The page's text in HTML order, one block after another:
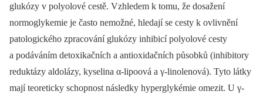
glukózy v polyolové cestě. Vzhledem k tomu, že dosažení
normoglykemie je často nemožné, hledají se cesty k ovlivnění
patologického zpracování glukózy inhibicí polyolové cesty
a podáváním detoxikačních a antioxidačních působků (inhibitory
reduktázy aldolázy, kyselina α-lipoová a γ-linolenová). Tyto látky
mají teoreticky schopnost následky hyperglykémie omezit. U γ-